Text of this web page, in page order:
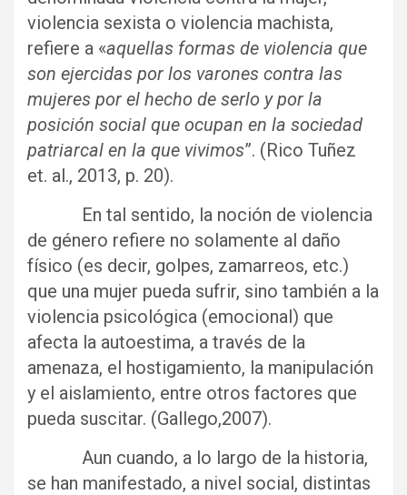
violencia sexista o violencia machista,
refiere a «aquellas formas de violencia que
son ejercidas por los varones contra las
mujeres por el hecho de serlo y por la
posición social que ocupan en la sociedad
patriarcal en la que vivimos”. (Rico Tuñez
et. al., 2013, p. 20).
En tal sentido, la noción de violencia
de género refiere no solamente al daño
físico (es decir, golpes, zamarreos, etc.)
que una mujer pueda sufrir, sino también a la
violencia psicológica (emocional) que
afecta la autoestima, a través de la
amenaza, el hostigamiento, la manipulación
y el aislamiento, entre otros factores que
pueda suscitar. (Gallego,2007).
Aun cuando, a lo largo de la historia,
se han manifestado, a nivel social, distintas